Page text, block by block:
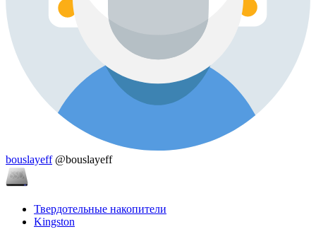
bouslayeff @bouslayeff
Твердотельные накопители
Kingston